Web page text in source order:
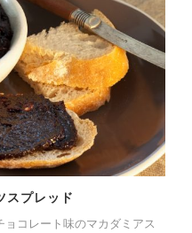
スプレッド
ョコレート味のマカダミアス